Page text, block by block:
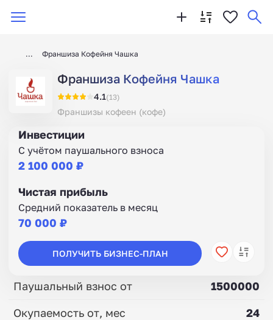
Франшиза Кофейня Чашка
Франшиза Кофейня Чашка
4.1(13)
Франшизы кофеен (кофе)
Инвестиции
С учётом паушального взноса
2 100 000 ₽
Чистая прибыль
Средний показатель в месяц
70 000 ₽
ПОЛУЧИТЬ БИЗНЕС-ПЛАН
Паушальный взнос от
1500000
Окупаемость от, мес
24